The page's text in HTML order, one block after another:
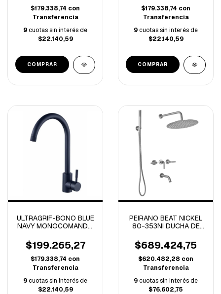
$179.338,74 con
Transferencia
9cuotas sin interés de
$22.140,59
$179.338,74 con
Transferencia
9cuotas sin interés de
$22.140,59
ULTRAGRIF-BONO BLUE
NAVY MONOCOMANDO
$199.265,27
$179.338,74 con
Transferencia
9cuotas sin interés de
$22.140,59
PEIRANO BEAT NICKEL
80-353NI DUCHA DE
(A)
$689.424,75
$620.482,28 con
Transferencia
9cuotas sin interés de
$76.602,75